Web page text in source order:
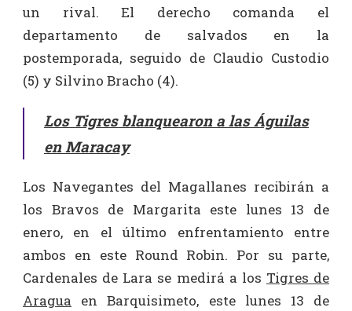
un rival. El derecho comanda el
departamento de salvados en la
postemporada, seguido de Claudio Custodio
(5) y Silvino Bracho (4).
Los Tigres blanquearon a las Águilas
en Maracay
Los Navegantes del Magallanes recibirán a
los Bravos de Margarita este lunes 13 de
enero, en el último enfrentamiento entre
ambos en este Round Robin. Por su parte,
Cardenales de Lara se medirá a los Tigres de
Aragua en Barquisimeto, este lunes 13 de